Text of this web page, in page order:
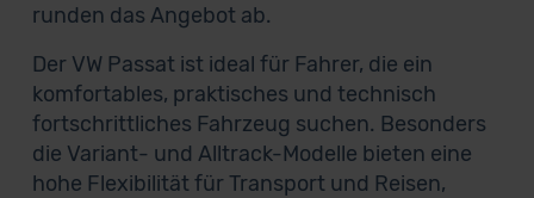
runden das Angebot ab.
Der VW Passat ist ideal für Fahrer, die ein
komfortables, praktisches und technisch
fortschrittliches Fahrzeug suchen. Besonders
die Variant- und Alltrack-Modelle bieten eine
hohe Flexibilität für Transport und Reisen,